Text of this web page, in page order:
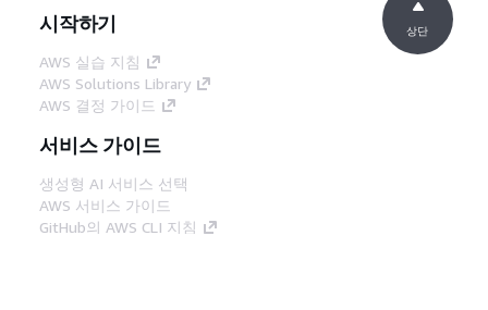
시작하기
AWS 실습 지침
AWS Solutions Library
AWS 결정 가이드
서비스 가이드
생성형 AI 서비스 선택
AWS 서비스 가이드
GitHub의 AWS CLI 지침
상단